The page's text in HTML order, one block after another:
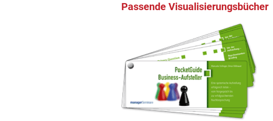
Passende Visualisierungsbücher